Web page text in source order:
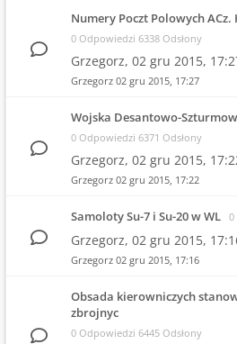
Numery Poczt Polowych
0 Odpowiedzi 6338 Odsłony
Grzegorz, 02 gru 2015,
Grzegorz 02 gru 2015, 17:27
Wojska Desantowo-
0 Odpowiedzi 6371 Odsłony
Grzegorz, 02 gru 2015,
Grzegorz 02 gru 2015, 17:22
Samoloty Su-7 i Su-20 w WL 0
Grzegorz, 02 gru 2015,
Grzegorz 02 gru 2015, 17:16
Obsada kierowniczych
zbrojnyc
0 Odpowiedzi 6445 Odsłony